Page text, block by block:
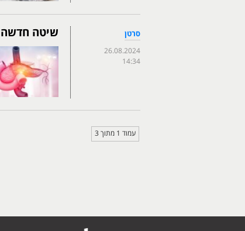
סרטן
26.08.2024
14:34
שיטה חדשה
עמוד 1 מתוך 3